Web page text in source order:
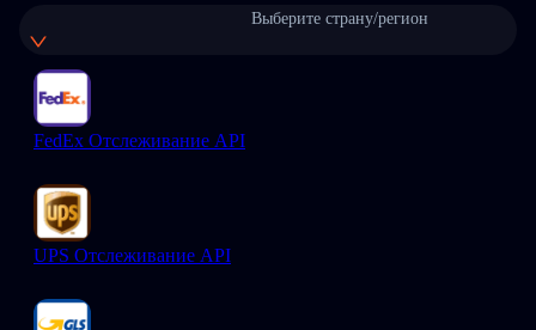
Выберите страну/регион
FedEx Отслеживание API
UPS Отслеживание API